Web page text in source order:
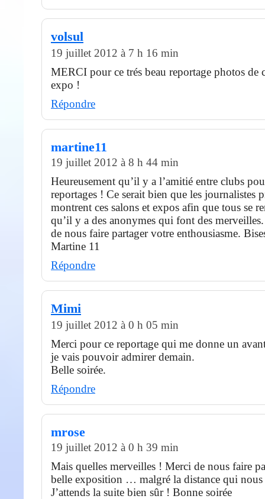
volsul
19 juillet 2012 à 7 h 16 min
MERCI pour ce trés beau reportage photos de
expo !
Répondre
martine11
19 juillet 2012 à 8 h 44 min
Heureusement qu’il y a l’amitié entre clubs
reportages ! Ce serait bien que les journalistes
montrent ces salons et expos afin que tous se
qu’il y a des anonymes qui font des
de nous faire partager votre enthousiasme.
Martine 11
Répondre
Mimi
19 juillet 2012 à 0 h 05 min
Merci pour ce reportage qui me donne un
je vais pouvoir admirer demain.
Belle soirée.
Répondre
mrose
19 juillet 2012 à 0 h 39 min
Mais quelles merveilles ! Merci de nous faire
belle exposition … malgré la distance qui nous
J’attends la suite bien sûr ! Bonne soirée